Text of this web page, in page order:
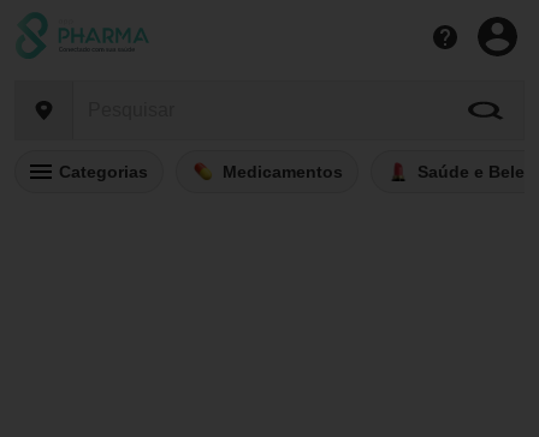
Categorias Medicamentos Saúde e